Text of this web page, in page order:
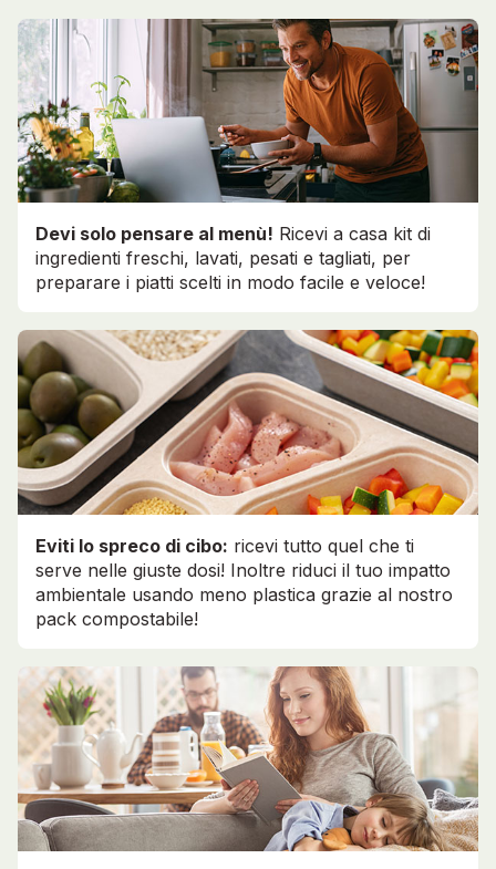
Devi solo pensare al menù! Ricevi a casa kit di
ingredienti freschi, lavati, pesati e tagliati, per
preparare i piatti scelti in modo facile e veloce!
Eviti lo spreco di cibo: ricevi tutto quel che ti
serve nelle giuste dosi! Inoltre riduci il tuo impatto
ambientale usando meno plastica grazie al nostro
pack compostabile!